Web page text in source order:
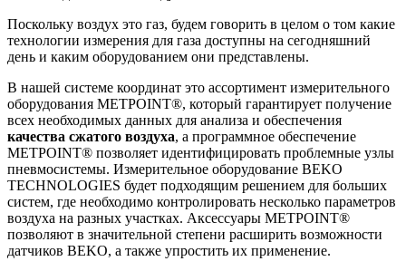
Поскольку воздух это газ, будем говорить в целом о том какие
технологии измерения для газа доступны на сегодняшний
день и каким оборудованием они представлены.
В нашей системе координат это ассортимент измерительного
оборудования METPOINT®, который гарантирует получение
всех необходимых данных для анализа и обеспечения
качества сжатого воздуха, а программное обеспечение
METPOINT® позволяет идентифицировать проблемные узлы
пневмосистемы. Измерительное оборудование BEKO
TECHNOLOGIES будет подходящим решением для больших
систем, где необходимо контролировать несколько параметров
воздуха на разных участках. Аксессуары METPOINT®
позволяют в значительной степени расширить возможности
датчиков BEKO, а также упростить их применение.